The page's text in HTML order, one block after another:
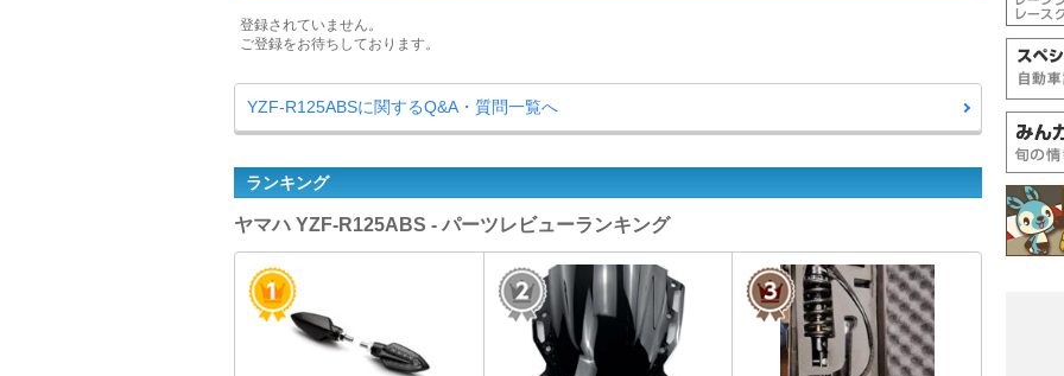
登録されていません。
ご登録をお待ちしております。
YZF-R125ABSに関するQ&A・質問一覧へ
ランキング
ヤマハ YZF-R125ABS - パーツレビューランキング